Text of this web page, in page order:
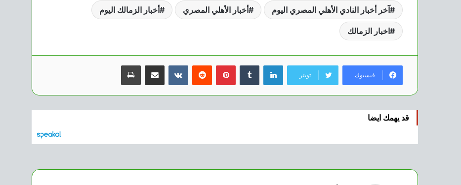
آخر أخبار النادي الأهلي المصري اليوم أخبار الأهلي المصري أخبار الزمالك اليوم
اخبار الزمالك
فيسبوك تويتر
لينكدإن بينتيريست مشاركة عبر البريد طباعة
قد يهمك ايضا